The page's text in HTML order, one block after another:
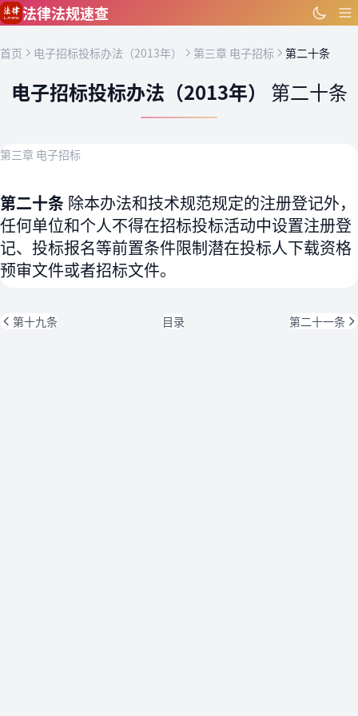
跳到主要内容
法律法规速查
首页 电子招标投标办法（2013年） 第三章 电子招标 第二十条
电子招标投标办法（2013年） 第二十条
第三章 电子招标
第二十条 除本办法和技术规范规定的注册登记外，
任何单位和个人不得在招标投标活动中设置注册登
记、投标报名等前置条件限制潜在投标人下载资格
预审文件或者招标文件。
第十九条 目录 第二十一条